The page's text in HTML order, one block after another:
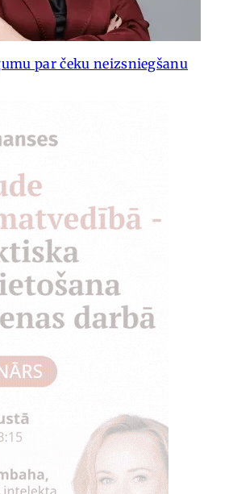
par čeku neizsniegšanu